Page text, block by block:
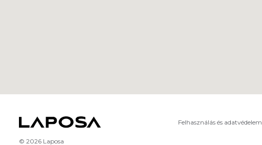
Felhasználás és adatvédelem
© 2026 Laposa